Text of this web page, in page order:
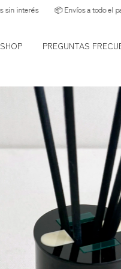
📦 Envíos a todo el país 💳 3
SHOP PREGUNTAS